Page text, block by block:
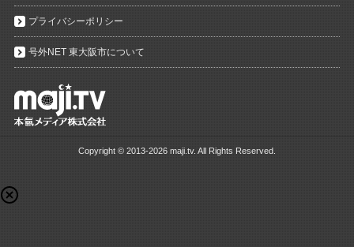
プライバシーポリシー
号外NET 東大阪市について
Copyright © 2013-2026 maji.tv. All Rights Reserved.